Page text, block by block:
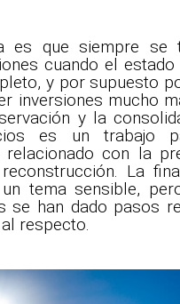
es que siempre se
cuando el estado
y por supuesto
inversiones mucho
y la
es un trabajo
con la
La
tema sensible,
se han dado pasos
respecto.